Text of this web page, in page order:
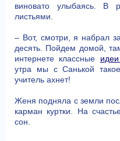
виновато улыбаясь. В
листьями.
– Вот, смотри, я набрал
десять. Пойдем домой,
интернете классные
утра мы с Санькой
учитель ахнет!
Женя подняла с земли
карман куртки. На
сон.